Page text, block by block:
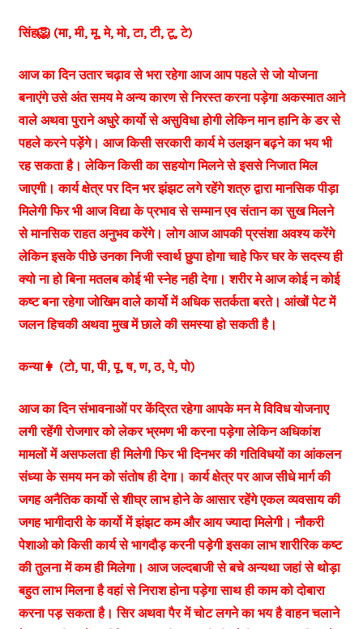
सिंह🦁 (मा, मी, मू, मे, मो, टा, टी, टू, टे)
आज का दिन उतार चढ़ाव से भरा रहेगा आज आप पहले से जो योजना
बनाएंगे उसे अंत समय मे अन्य कारण से निरस्त करना पड़ेगा अकस्मात आने
वाले अथवा पुराने अधुरे कार्यो से असुविधा होगी लेकिन मान हानि के डर से
पहले करने पड़ेंगे। आज किसी सरकारी कार्य मे उलझन बढ़ने का भय भी
रह सकता है। लेकिन किसी का सहयोग मिलने से इससे निजात मिल
जाएगी। कार्य क्षेत्र पर दिन भर झंझट लगे रहेंगे शत्रु द्वारा मानसिक पीड़ा
मिलेगी फिर भी आज विद्या के प्रभाव से सम्मान एव संतान का सुख मिलने
से मानसिक राहत अनुभव करेंगे। लोग आज आपकी प्रसंशा अवश्य करेंगे
लेकिन इसके पीछे उनका निजी स्वार्थ छुपा होगा चाहे फिर घर के सदस्य ही
क्यो ना हो बिना मतलब कोई भी स्नेह नही देगा। शरीर मे आज कोई न कोई
कष्ट बना रहेगा जोखिम वाले कार्यो में अधिक सतर्कता बरते। आंखों पेट में
जलन हिचकी अथवा मुख में छाले की समस्या हो सकती है।
कन्या👩 (टो, पा, पी, पू, ष, ण, ठ, पे, पो)
आज का दिन संभावनाओं पर केंद्रित रहेगा आपके मन मे विविध योजनाए
लगी रहेंगी रोजगार को लेकर भ्रमण भी करना पड़ेगा लेकिन अधिकांश
मामलों में असफलता ही मिलेगी फिर भी दिनभर की गतिविधयों का आंकलन
संध्या के समय मन को संतोष ही देगा। कार्य क्षेत्र पर आज सीधे मार्ग की
जगह अनैतिक कार्यो से शीघ्र लाभ होने के आसार रहेंगे एकल व्यवसाय की
जगह भागीदारी के कार्यो में झंझट कम और आय ज्यादा मिलेगी। नौकरी
पेशाओ को किसी कार्य से भागदौड़ करनी पड़ेगी इसका लाभ शारीरिक कष्ट
की तुलना में कम ही मिलेगा। आज जल्दबाजी से बचे अन्यथा जहां से थोड़ा
बहुत लाभ मिलना है वहां से निराश होना पड़ेगा साथ ही काम को दोबारा
करना पड़ सकता है। सिर अथवा पैर में चोट लगने का भय है वाहन चलाने